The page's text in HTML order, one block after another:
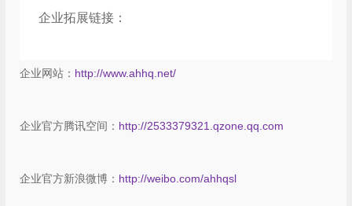
企业拓展链接：
企业网站： http://www.ahhq.net/
企业官方腾讯空间： http://2533379321.qzone.qq.com
企业官方新浪微博： http://weibo.com/ahhqsl